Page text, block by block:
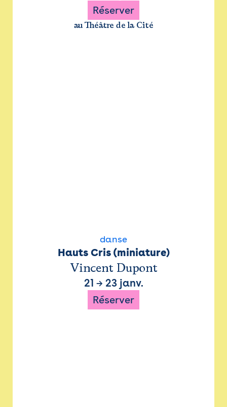
Réserver
au Théâtre de la Cité
danse
Hauts Cris (miniature)
Vincent Dupont
21 → 23 janv.
Réserver